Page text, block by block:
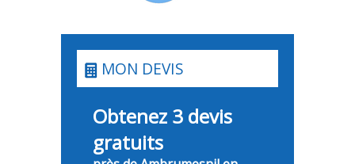
MON DEVIS
Obtenez 3 devis
gratuits